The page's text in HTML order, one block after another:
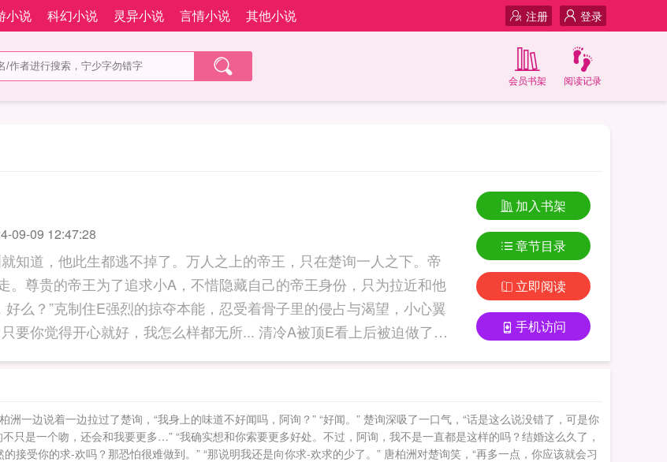
小说 科幻小说 灵异小说 言情小说 其他小说 登录
注册
阅读记录
会员书架
09-09 12:47:28
知道，他此生都逃不掉了。万人之上的帝王，只在楚询一人之下。帝
。尊贵的帝王为了追求小A，不惜隐藏自己的帝王身份，只为拉近和他
好么？”克制住E强烈的掠夺本能，忍受着骨子里的侵占与渴望，小心翼
心就好，我怎么样都无所... 清冷A被顶E看上后被迫做了皇
加入书架
章节目录
立即阅读
手机访问
一边说着一边拉过了楚询，“我身上的味道不好闻吗，阿询？” “好闻。” 楚询深吸了一口气，“话是这么说没错了，可是你
只是一个吻，还会和我要更多…” “我确实想和你索要更多好处。不过，阿询，我不是一直都是这样的吗？结婚这么久了，
接受你的求-欢吗？那恐怕很难做到。” “那说明我还是向你求-欢求的少了。” 唐柏洲对楚询笑，“再多一点，你应该就会习